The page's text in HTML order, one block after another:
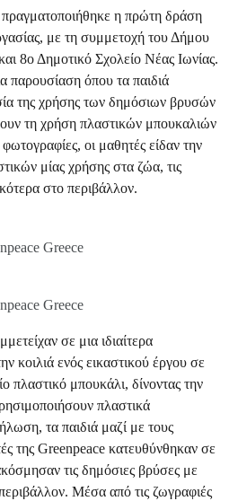
η πρώτη δράση
με τη συμμετοχή του Δήμου
8ο Δημοτικό Σχολείο Νέας Ιωνίας.
παρουσίαση όπου τα παιδιά
της χρήσης των δημόσιων βρυσών
τη χρήση πλαστικών μπουκαλιών
οι μαθητές είδαν την
μίας χρήσης στα ζώα, τις
στο περιβάλλον.
Greece
Greece
σε μια ιδιαίτερα
κοιλιά ενός εικαστικού έργου σε
πλαστικό μπουκάλι, δίνοντας την
πλαστικά
τα παιδιά μαζί με τους
της Greenpeace κατευθύνθηκαν σε
τις δημόσιες βρύσες με
Μέσα από τις ζωγραφιές